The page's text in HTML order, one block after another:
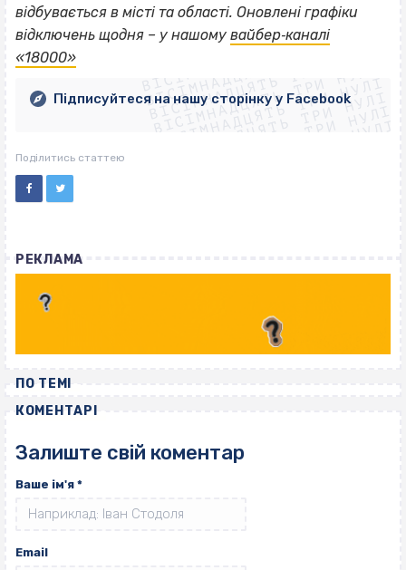
відбувається в місті та області. Оновлені графіки
відключень щодня – у нашому вайбер‐каналі
«18000»
ВІСІМНАДЦЯТЬ ТРИ НУЛІ
ВІСІМНАДЦЯТЬ ТРИ НУЛІ
ВІСІМНАДЦЯТЬ ТРИ НУЛІ
ВІСІМНАДЦЯТЬ ТРИ НУЛІ
ВІСІМНАДЦЯТЬ ТРИ НУЛІ
ВІСІМНАДЦЯТЬ ТРИ НУЛІ
ВІСІМНАДЦЯТЬ ТРИ НУЛІ
ВІСІМНАДЦЯТЬ ТРИ НУЛІ
Підписуйтеся на нашу сторінку у Facebook
Поділитись статтею
РЕКЛАМА
ПО ТЕМІ
КОМЕНТАРІ
Залиште свій коментар
Ваше ім'я *
Email